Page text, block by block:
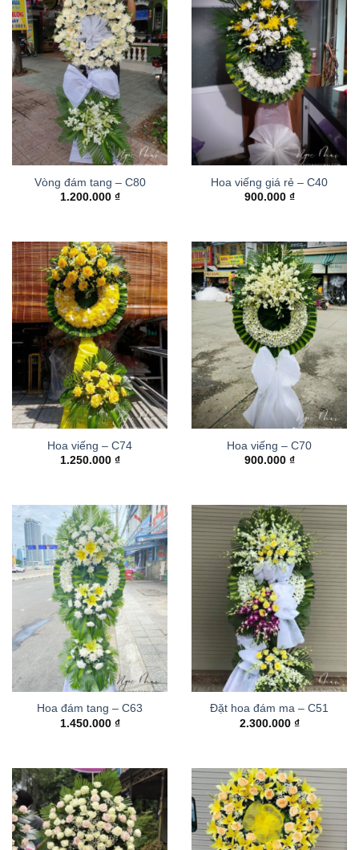
Vòng đám tang – C80
1.200.000 ₫
Hoa viếng giá rẻ – C40
900.000 ₫
Hoa viếng – C74
1.250.000 ₫
Hoa viếng – C70
900.000 ₫
Hoa đám tang – C63
1.450.000 ₫
Đặt hoa đám ma – C51
2.300.000 ₫